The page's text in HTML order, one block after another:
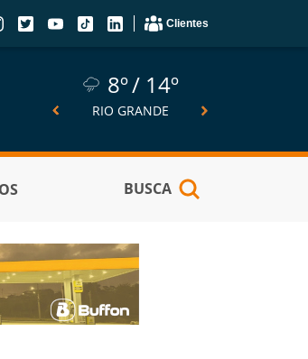
Clientes
8º 14º
RIO GRANDE
BUSCA